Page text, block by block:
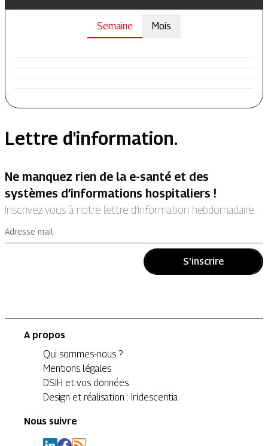
Semaine Mois
Lettre d'information.
Ne manquez rien de la e-santé et des
systèmes d’informations hospitaliers !
Inscrivez-vous à notre lettre d’information hebdomadaire.
Adresse mail
S'inscrire
A propos
Qui sommes-nous ?
Mentions légales
DSIH et vos données
Design et réalisation : Iridescentia
Nous suivre